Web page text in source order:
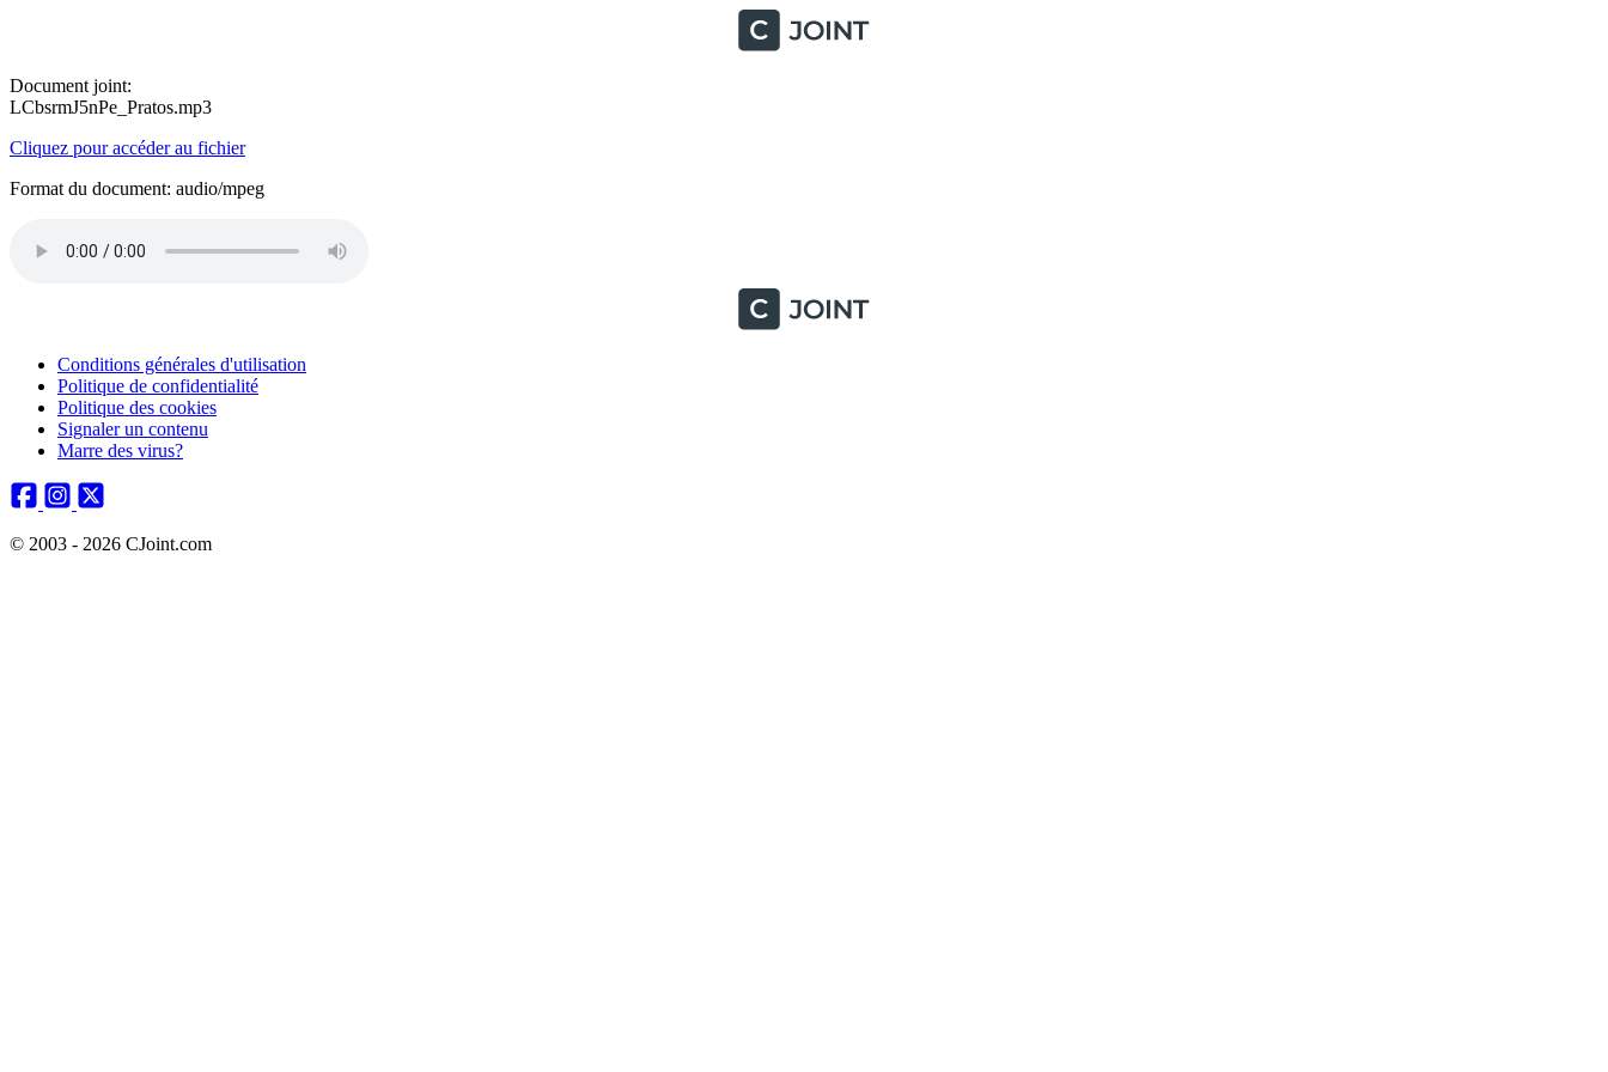
Document joint:
LCbsrmJ5nPe_Pratos.mp3
Cliquez pour accéder au fichier
Format du document: audio/mpeg
Conditions générales d'utilisation
Politique de confidentialité
Politique des cookies
Signaler un contenu
Marre des virus?
© 2003 - 2026 CJoint.com